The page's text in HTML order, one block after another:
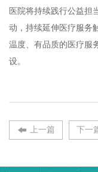
医院将持续践行公益担
动，持续延伸医疗服务
温度、有品质的医疗服
设。
上一篇 下一